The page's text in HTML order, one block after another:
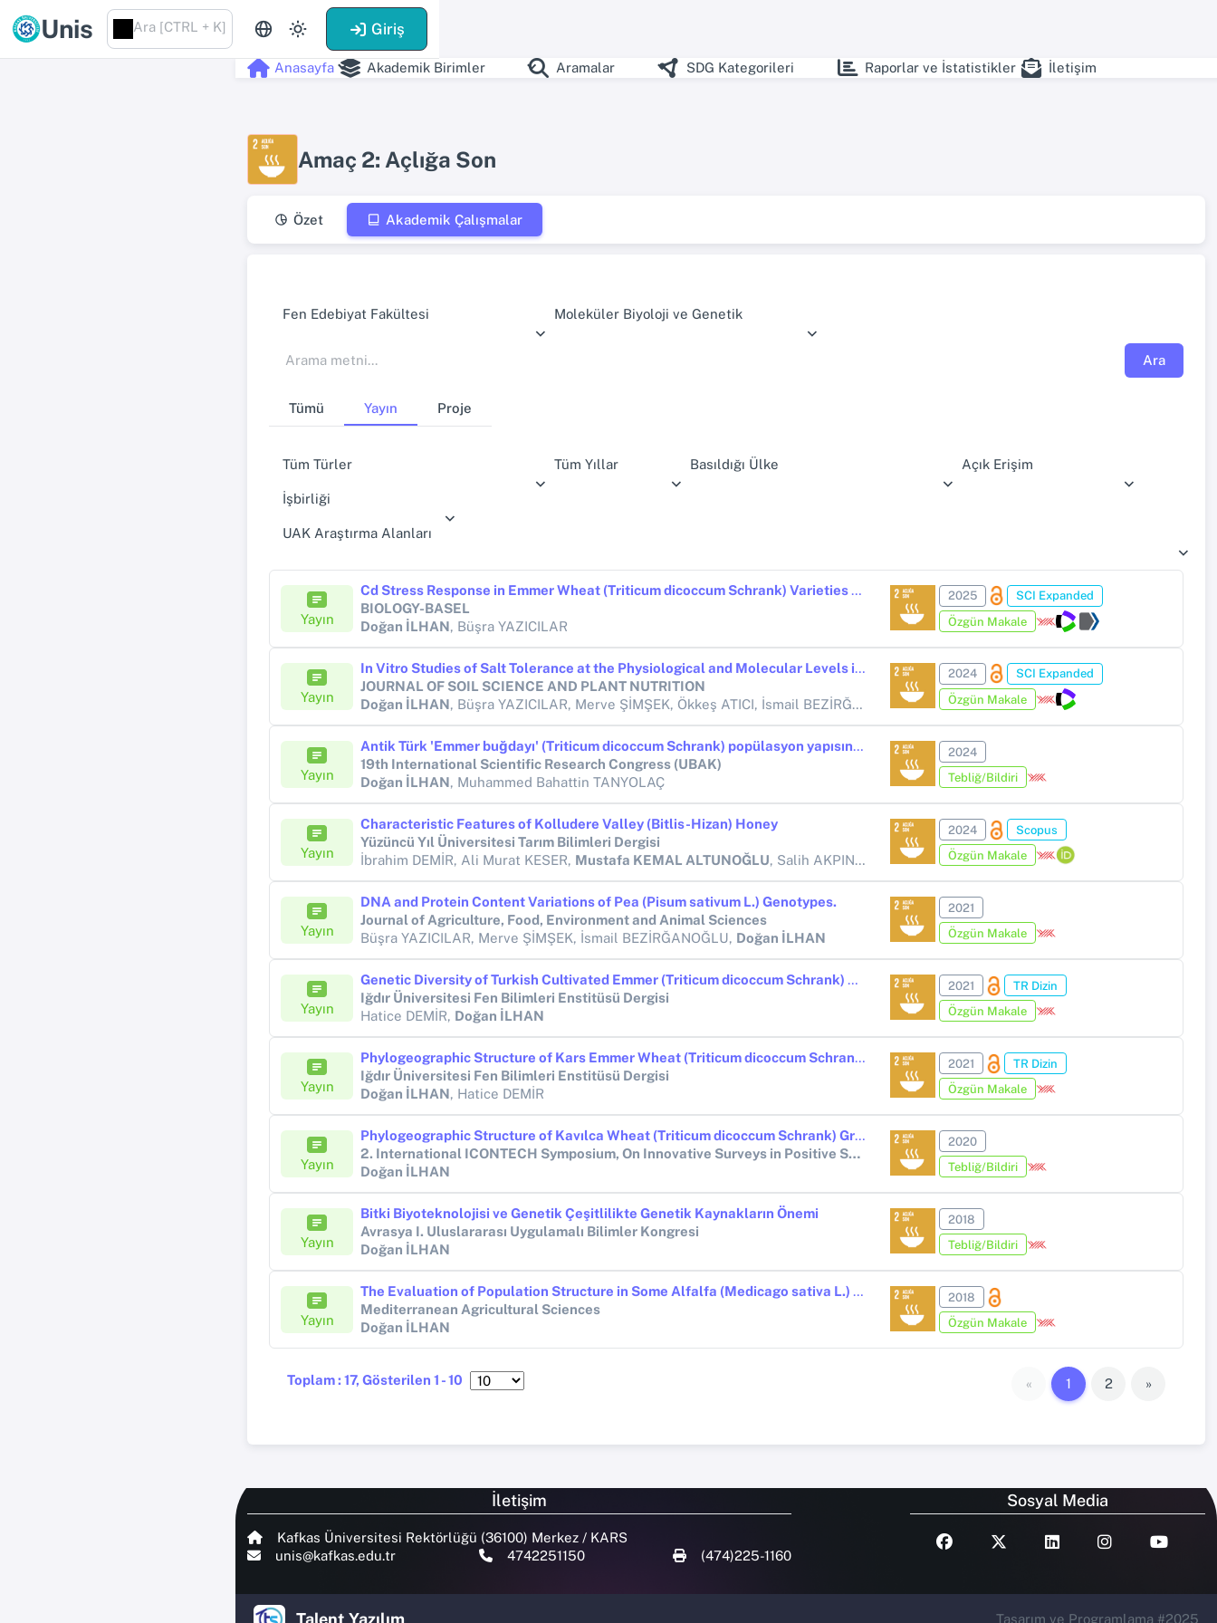
Unis Ara [CTRL + K] Giriş
Anasayfa Akademik Birimler Aramalar SDG Kategorileri Raporlar ve İstatistikler İletişim
Amaç 2: Açlığa Son
Özet Akademik Çalışmalar
Fen Edebiyat Fakültesi Moleküler Biyoloji ve Genetik
Ara
Tümü Yayın Proje
Tüm Türler Tüm Yıllar Basıldığı Ülke Açık Erişim
İşbirliği
UAK Araştırma Alanları
Yayın
Cd Stress Response in Emmer Wheat (Triticum dicoccum Schrank) Varieties Under In Vitro Conditions and Remedial Effect of CaO Nanoparticles
BIOLOGY-BASEL
Doğan İLHAN, Büşra YAZICILAR
2025
SCI Expanded
Özgün Makale
Yayın
In Vitro Studies of Salt Tolerance at the Physiological and Molecular Levels in Two Cultivars of Emmer Wheat (Triticum dicoccum Schrank ex Schübl)
JOURNAL OF SOIL SCIENCE AND PLANT NUTRITION
Doğan İLHAN, Büşra YAZICILAR, Merve ŞİMŞEK, Ökkeş ATICI, İsmail BEZİRĞANOĞLU
2024
SCI Expanded
Özgün Makale
Yayın
Antik Türk 'Emmer buğdayı' (Triticum dicoccum Schrank) popülasyon yapısının i-PBS markörleri ile gösterilmesi
19th International Scientific Research Congress (UBAK)
Doğan İLHAN, Muhammed Bahattin TANYOLAÇ
2024
Tebliğ/Bildiri
Yayın
Characteristic Features of Kolludere Valley (Bitlis-Hizan) Honey
Yüzüncü Yıl Üniversitesi Tarım Bilimleri Dergisi
İbrahim DEMİR, Ali Murat KESER, Mustafa KEMAL ALTUNOĞLU, Salih AKPINAR, Gül ESMA AKDOĞAN KARADAĞ
2024
Scopus
Özgün Makale
Yayın
DNA and Protein Content Variations of Pea (Pisum sativum L.) Genotypes.
Journal of Agriculture, Food, Environment and Animal Sciences
Büşra YAZICILAR, Merve ŞİMŞEK, İsmail BEZİRĞANOĞLU, Doğan İLHAN
2021
Özgün Makale
Yayın
Genetic Diversity of Turkish Cultivated Emmer (Triticum dicoccum Schrank) Revealed by Microsatellite Markers
Iğdır Üniversitesi Fen Bilimleri Enstitüsü Dergisi
Hatice DEMİR, Doğan İLHAN
2021
TR Dizin
Özgün Makale
Yayın
Phylogeographic Structure of Kars Emmer Wheat (Triticum dicoccum Schrank ex Schübl) in Turkey Explained by SSR Markers
Iğdır Üniversitesi Fen Bilimleri Enstitüsü Dergisi
Doğan İLHAN, Hatice DEMİR
2021
TR Dizin
Özgün Makale
Yayın
Phylogeographic Structure of Kavılca Wheat (Triticum dicoccum Schrank) Grown in Kars City of Turkey
2. International ICONTECH Symposium, On Innovative Surveys in Positive Sciences
Doğan İLHAN
2020
Tebliğ/Bildiri
Yayın
Bitki Biyoteknolojisi ve Genetik Çeşitlilikte Genetik Kaynakların Önemi
Avrasya I. Uluslararası Uygulamalı Bilimler Kongresi
Doğan İLHAN
2018
Tebliğ/Bildiri
Yayın
The Evaluation of Population Structure in Some Alfalfa (Medicago sativa L.) Ecotypes Demonstrating Distribution in Eastern Anatolia Region.
Mediterranean Agricultural Sciences
Doğan İLHAN
2018
Özgün Makale
Toplam : 17, Gösterilen 1 - 10 « 1 2 »
İletişim
Kafkas Üniversitesi Rektörlüğü (36100) Merkez / KARS
unis@kafkas.edu.tr
4742251150 (474)225-1160
Sosyal Media
Talent Yazılım Tasarım ve Programlama #2025